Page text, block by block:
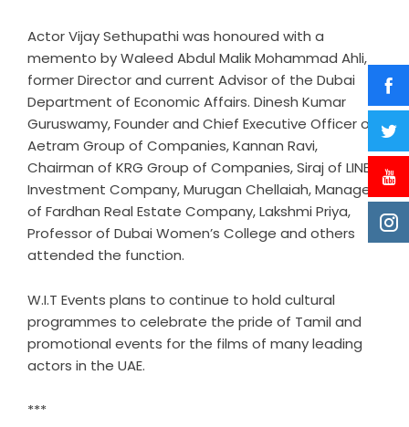
Actor Vijay Sethupathi was honoured with a
memento by Waleed Abdul Malik Mohammad Ahli,
former Director and current Advisor of the Dubai
Department of Economic Affairs. Dinesh Kumar
Guruswamy, Founder and Chief Executive Officer of
Aetram Group of Companies, Kannan Ravi,
Chairman of KRG Group of Companies, Siraj of LINE
Investment Company, Murugan Chellaiah, Manager
of Fardhan Real Estate Company, Lakshmi Priya,
Professor of Dubai Women’s College and others
attended the function.
W.I.T Events plans to continue to hold cultural
programmes to celebrate the pride of Tamil and
promotional events for the films of many leading
actors in the UAE.
***